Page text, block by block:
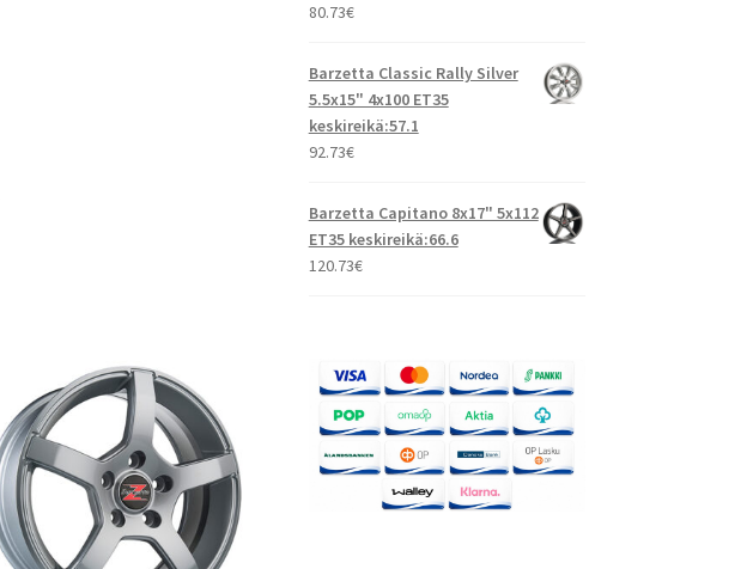
80.73€
Barzetta Classic Rally Silver
5.5x15" 4x100 ET35
keskireikä:57.1
92.73€
Barzetta Capitano 8x17" 5x112
ET35 keskireikä:66.6
120.73€